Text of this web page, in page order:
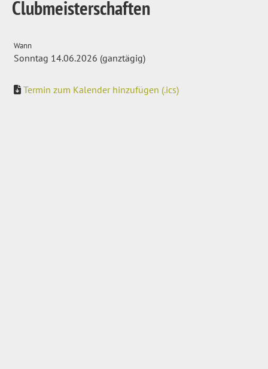
Clubmeisterschaften
Wann
Sonntag 14.06.2026 (ganztägig)
Termin zum Kalender hinzufügen (.ics)